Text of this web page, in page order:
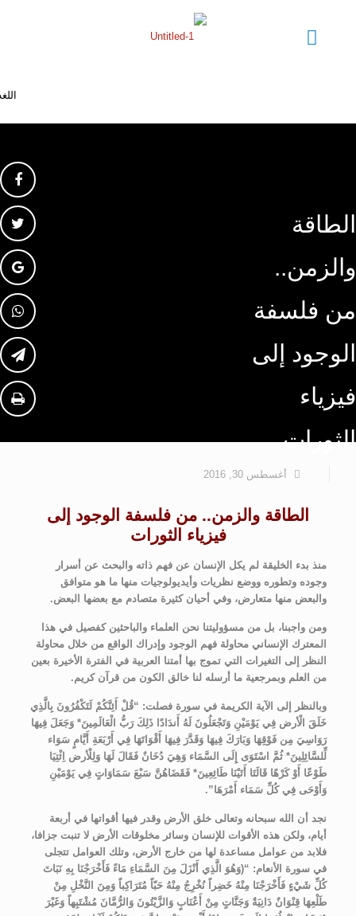
الطاقة
والزمن..
من فلسفة
الوجود إلى
فيزياء
الثورات
أغسطس 30, 2016
الطاقة والزمن.. من فلسفة الوجود إلى
فيزياء الثورات
منذ بدء الخليقة لم يكل الإنسان عن فهم ذاته والبحث عن أسرار
وجوده وتطوره ووضع نظريات وأيديولوجيات منها ما هو متوافق
والبعض منها متعارض، وفي أحيان كثيرة متصادم مع بعضها البعض.
ومن واجبنا، بل من مسؤوليتنا نحن العلماء والباحثين كفصيل في هذا
المعترك الإنساني محاولة فهم الوجود وإدراك الواقع من خلال محاولة
النظر إلى التغيرات التي تموج بها أمتنا العربية في الفترة الأخيرة بعين
من العلم وبمرجعية ما أرسله لنا خالق الكون من قرآن كريم.
وبالنظر إلى الآية الكريمة في سورة فصلت: “قُلْ أَئِنَّكُمْ لَتَكْفُرُونَ بِالَّذِي
خَلَقَ الْأرض فِي يَوْمَيْنِ وَتَجْعَلُونَ لَهُ أَندَادًا ذَلِكَ رَبُّ الْعَالَمِينَ* وَجَعَلَ فِيهَا
رَوَاسِيَ مِن فَوْقِهَا وَبَارَكَ فِيهَا وَقَدَّرَ فِيهَا أَقْوَاتَهَا فِي أَرْبَعَةِ أَيَّامٍ سَوَاء
لِّلسَّائِلِينَ* ثُمَّ اسْتَوَى إِلَى السَّمَاء وَهِيَ دُخَانٌ فَقَالَ لَهَا وَلِلْأرض اِئْتِيَا
طَوْعًا أَوْ كَرْهًا قَالَتَا أَتَيْنَا طَائِعِينَ* فَقَضَاهُنَّ سَبْعَ سَمَاوَاتٍ فِي يَوْمَيْنِ
وَأَوْحَى فِي كُلِّ سَمَاء أَمْرَهَا”.
نجد أن الله سبحانه وتعالى خلق الأرض وقدر فيها أقواتها في أربعة
أيام، ولكن هذه الأقوات للإنسان وسائر مخلوقات الأرض لا تنبت جزافا،
فلابد من عوامل مساعدة لها من خارج الأرض، وتلك العوامل تتجلى
في سورة الأنعام: “(وَهُوَ الَّذِي أَنْزَلَ مِنَ السَّمَاءِ مَاءً فَأَخْرَجْنَا بِهِ نَبَاتَ
كُلِّ شَيْءٍ فَأَخْرَجْنَا مِنْهُ خَضِراً نُخْرِجُ مِنْهُ حَبّاً مُتَرَاكِباً وَمِنَ النَّخْلِ مِنْ
طَلْعِهَا قِنْوَانٌ دَانِيَةٌ وَجَنَّاتٍ مِنْ أَعْنَابٍ وَالزَّيْتُونَ وَالرُّمَّانَ مُشْتَبِهاً وَغَيْرَ